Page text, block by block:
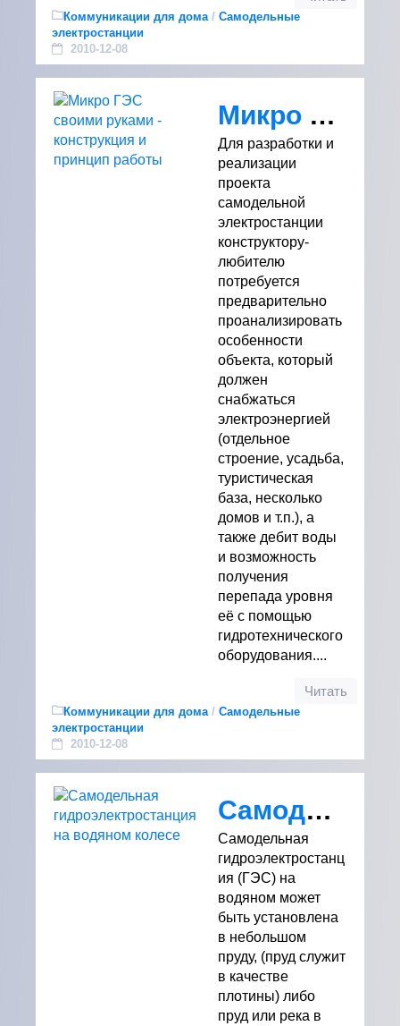
Коммуникации для дома/ Самодельные
электростанции
2010-12-08
Микро ГЭС своими руками - конструкция и принцип работы
Для разработки и
реализации
проекта
самодельной
электростанции
конструктору-
любителю
потребуется
предварительно
проанализировать
особенности
объекта, который
должен
снабжаться
электроэнергией
(отдельное
строение, усадьба,
туристическая
база, несколько
домов и т.п.), а
также дебит воды
и возможность
получения
перепада уровня
её с помощью
гидротехнического
оборудования....
Читать
Коммуникации для дома/ Самодельные
электростанции
2010-12-08
Самодельная гидроэлектростанция на водяном колесе
Самодельная
гидроэлектростанц
ия (ГЭС) на
водяном может
быть установлена
в небольшом
пруду, (пруд служит
в качестве
плотины) либо
пруд или река в